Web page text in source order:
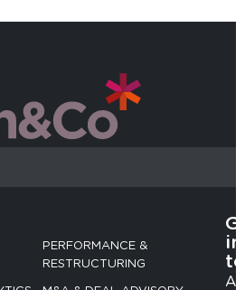
PERFORMANCE &
RESTRUCTURING
in